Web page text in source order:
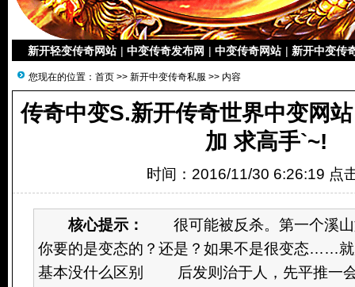
新开轻变传奇网站 | 中变传奇发布网 | 中变传奇网站 | 新开中变传
您现在的位置： 首页 >> 新开中变传奇私服 >> 内容
传奇中变S.新开传奇世界中变网
加 求高手`~!
时间：2016/11/30 6:26:19 点
核心提示：
很可能被反杀。第一个溪山
你要的是变态的？还是？如果不是很变态……
基本没什么区别 后发则治于人，先平推一